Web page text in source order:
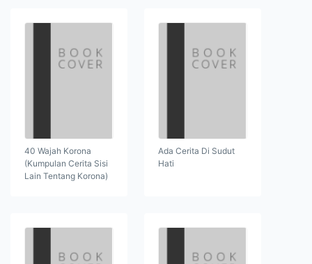
40 Wajah Korona
(Kumpulan Cerita Sisi
Lain Tentang Korona)
Ada Cerita Di Sudut
Hati